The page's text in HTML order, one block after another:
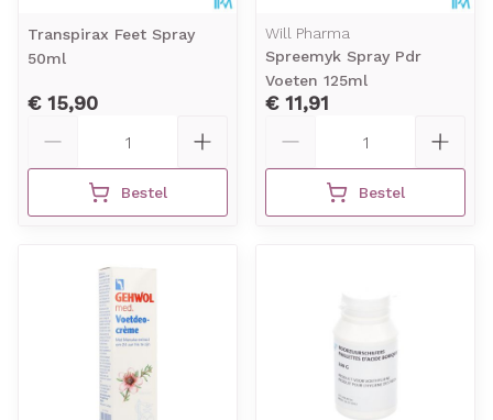
Transpirax Feet Spray
50ml
€ 15,90
Bestel
Will Pharma
Spreemyk Spray Pdr
Voeten 125ml
€ 11,91
Bestel